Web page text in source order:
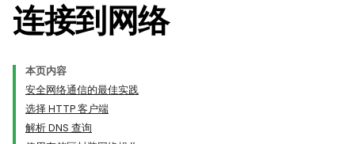
连接到网络
本页内容
安全网络通信的最佳实践
选择 HTTP 客户端
解析 DNS 查询